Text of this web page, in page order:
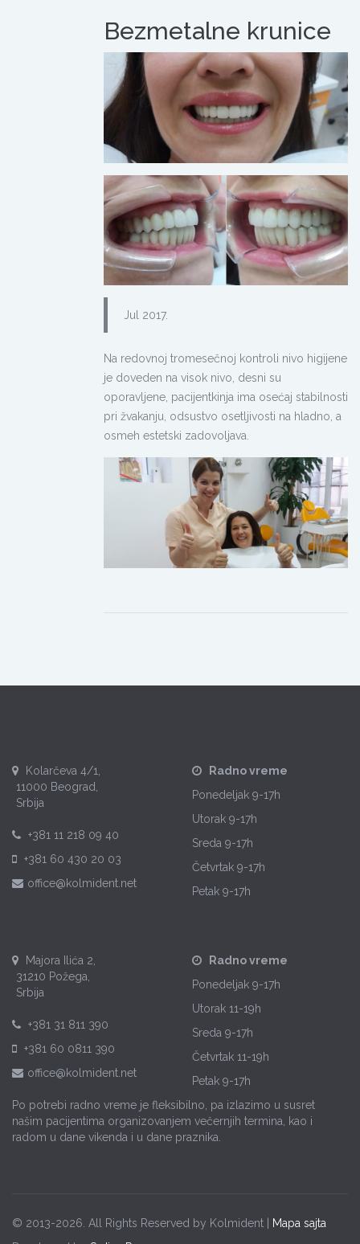
Bezmetalne krunice
Jul 2017.
Na redovnoj tromesečnoj kontroli nivo higijene
je doveden na visok nivo, desni su
oporavljene, pacijentkinja ima osećaj stabilnosti
pri žvakanju, odsustvo osetljivosti na hladno, a
osmeh estetski zadovoljava.
Kolarčeva 4/1,
11000 Beograd,
Srbija
+381 11 218 09 40
+381 60 430 20 03
office@kolmident.net
Radno vreme
Ponedeljak 9-17h
Utorak 9-17h
Sreda 9-17h
Četvrtak 9-17h
Petak 9-17h
Majora Ilića 2,
31210 Požega,
Srbija
+381 31 811 390
+381 60 0811 390
office@kolmident.net
Radno vreme
Ponedeljak 9-17h
Utorak 11-19h
Sreda 9-17h
Četvrtak 11-19h
Petak 9-17h
Po potrebi radno vreme je fleksibilno, pa izlazimo u susret
našim pacijentima organizovanjem večernjih termina, kao i
radom u dane vikenda i u dane praznika.
© 2013-2026. All Rights Reserved by Kolmident |
Mapa sajta